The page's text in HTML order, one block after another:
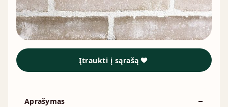
Įtraukti į sąrašą
Aprašymas